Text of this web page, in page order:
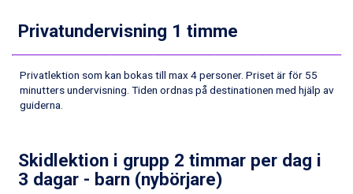
Alleghe från 8.545 kr.
La Thuile från 7.045 kr.
Cervinia från 8.245 kr.
Bad Hofgastein från 8.595 kr.
Saalbach från 9.445 kr.
Champoluc från 5.945 kr.
Privatundervisning 1 timme
Privatlektion som kan bokas till max 4 personer. Priset är för 55
minutters undervisning. Tiden ordnas på destinationen med hjälp av
guiderna.
Skidlektion i grupp 2 timmar per dag i
3 dagar - barn (nybörjare)